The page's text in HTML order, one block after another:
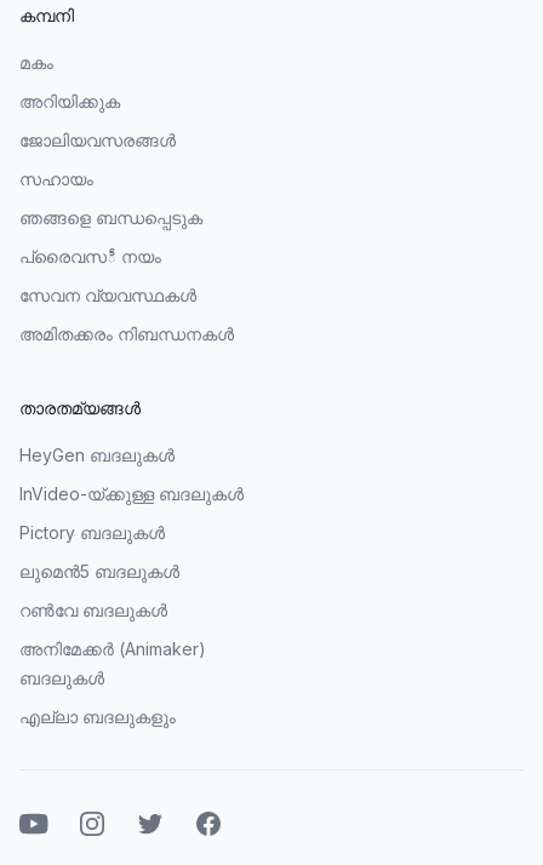
കമ്പനി
മകം
അറിയിക്കുക
ജോലിയവസരങ്ങൾ
സഹായം
ഞങ്ങളെ ബന്ധപ്പെടുക
പ്രൈവസీ നയം
സേവന വ്യവസ്ഥകൾ
അമിതക്കരം നിബന്ധനകൾ
താരതമ്യങ്ങൾ
HeyGen ബദലുകൾ
InVideo-യ്ക്കുള്ള ബദലുകൾ
Pictory ബദലുകൾ
ലുമെൻ5 ബദലുകൾ
റൺവേ ബദലുകൾ
അനിമേക്കർ (Animaker)
ബദലുകൾ
എല്ലാ ബദലുകളും
യൂറ്റ്യൂബ്ഇൻസ്റ്റാഗ്രാമ്ഓ
ട്വിറ്റർ ഫേസ്ബുക്ക്